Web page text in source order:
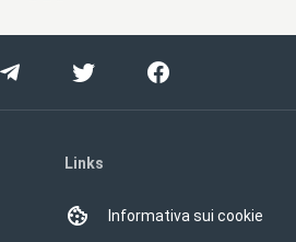
Links
Informativa sui cookie